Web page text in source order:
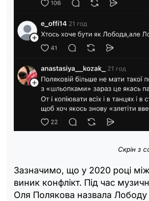
Скрін з
Зазначимо, що у 2020 році
виник конфлікт. Під час
Оля Полякова назвала